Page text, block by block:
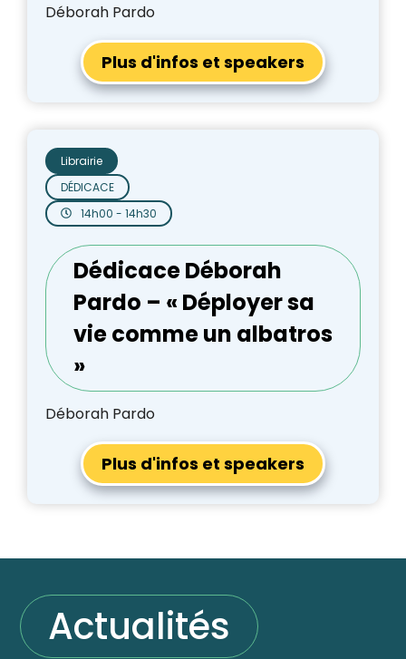
Déborah Pardo
Plus d'infos et speakers
14h00 - 14h30
DÉDICACE
Librairie
Dédicace Déborah
Pardo – « Déployer sa
vie comme un albatros
»
Déborah Pardo
Plus d'infos et speakers
Actualités